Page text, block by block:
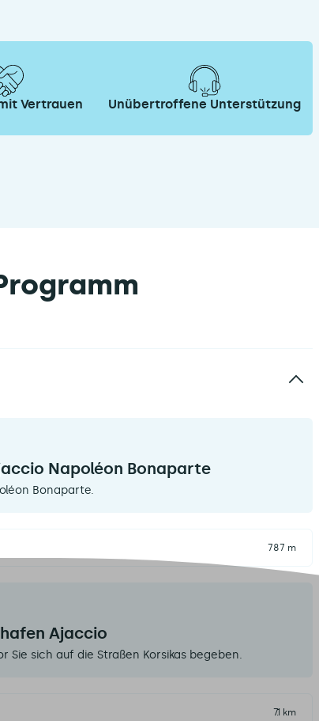
Vertrauen Unübertroffene Unterstützung
Napoléon Bonaparte
Bonaparte.
787 m
Ajaccio
Sie sich auf die Straßen Korsikas begeben.
7.1 km